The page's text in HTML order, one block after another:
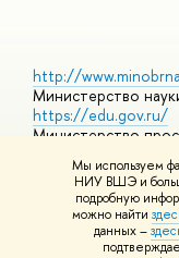
Мы используем
НИУ ВШЭ и
подробную
можно найти
данных –
http://
Министерство
https://edu.gov.ru/
Министерство
https://
Массовые
© НИУ ВШЭ